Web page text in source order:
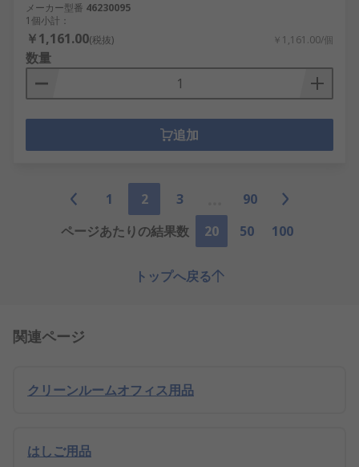
メーカー型番 46230095
1個小計：
￥1,161.00(税抜) ￥1,161.00/個
数量
追加
1 2 3
90
ページあたりの結果数
20 50 100
トップへ戻る
関連ページ
クリーンルームオフィス用品
はしご用品